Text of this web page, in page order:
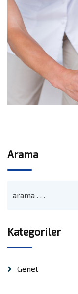
Arama
Kategoriler
Genel